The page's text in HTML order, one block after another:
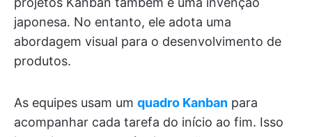
japonesa. No entanto, ele adota uma
abordagem visual para o desenvolvimento de
produtos.
As equipes usam um quadro Kanban para
acompanhar cada tarefa do início ao fim. Isso